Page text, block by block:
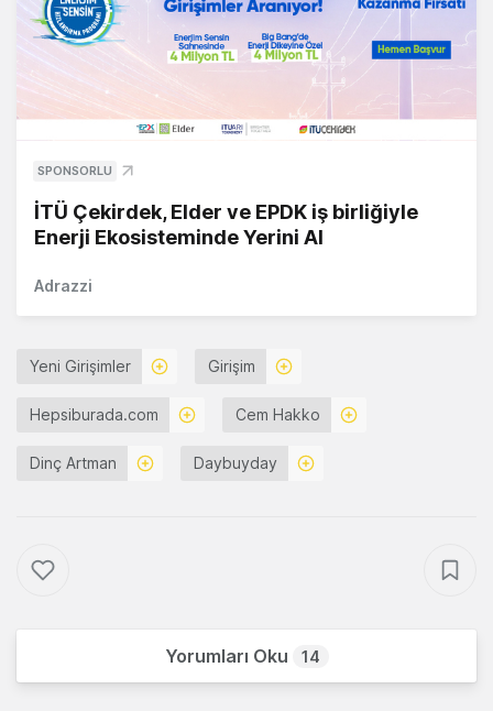
SPONSORLU
İTÜ Çekirdek, Elder ve EPDK iş birliğiyle
Enerji Ekosisteminde Yerini Al
Adrazzi
Yeni Girişimler Girişim
Hepsiburada.com Cem Hakko
Dinç Artman Daybuyday
Yorumları Oku 14